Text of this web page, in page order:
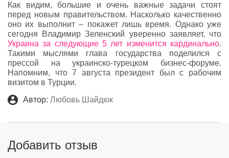
Как видим, большие и очень важные задачи стоят
перед новым правительством. Насколько качественно
оно их выполнит – покажет лишь время. Однако уже
сегодня Владимир Зеленский уверенно заявляет, что
Украина за следующие 5 лет изменится кардинально.
Такими мыслями глава государства поделился с
прессой на украинско-турецком бизнес-форуме.
Напомним, что 7 августа президент был с рабочим
визитом в Турции.
Автор: Любовь Шайдюк
Добавить отзыв